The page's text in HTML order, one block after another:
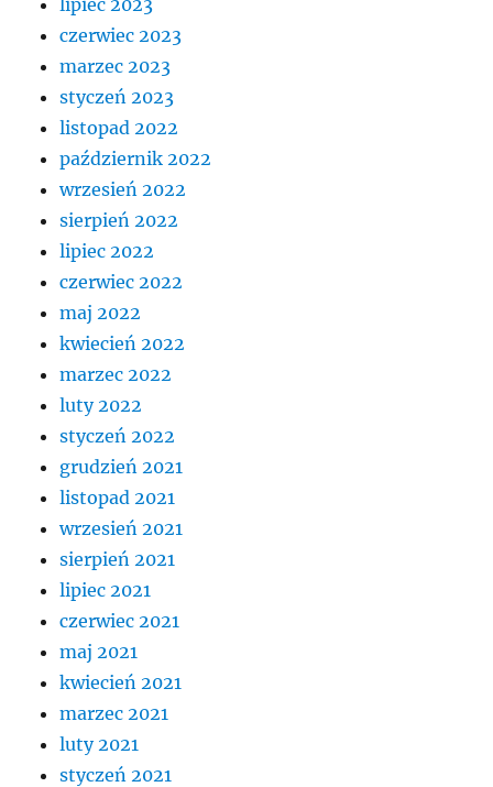
czerwiec 2023
marzec 2023
styczeń 2023
listopad 2022
październik 2022
wrzesień 2022
sierpień 2022
lipiec 2022
czerwiec 2022
maj 2022
kwiecień 2022
marzec 2022
luty 2022
styczeń 2022
grudzień 2021
listopad 2021
wrzesień 2021
sierpień 2021
lipiec 2021
czerwiec 2021
maj 2021
kwiecień 2021
marzec 2021
luty 2021
styczeń 2021